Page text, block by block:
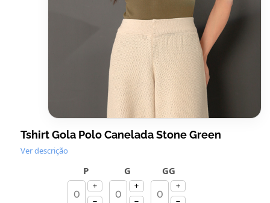
Tshirt Gola Polo Canelada Stone Green
Ver descrição
P G GG